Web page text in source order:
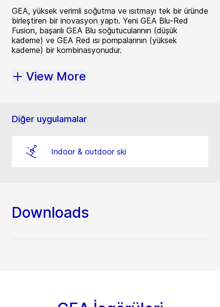
GEA, yüksek verimli soğutma ve ısıtmayı tek bir üründe
birleştiren bir inovasyon yaptı. Yeni GEA Blu-Red
Fusion, başarılı GEA Blu soğutucularının (düşük
kademe) ve GEA Red ısı pompalarının (yüksek
kademe) bir kombinasyonudur.
View More
Diğer uygulamalar
Indoor & outdoor ski
Downloads